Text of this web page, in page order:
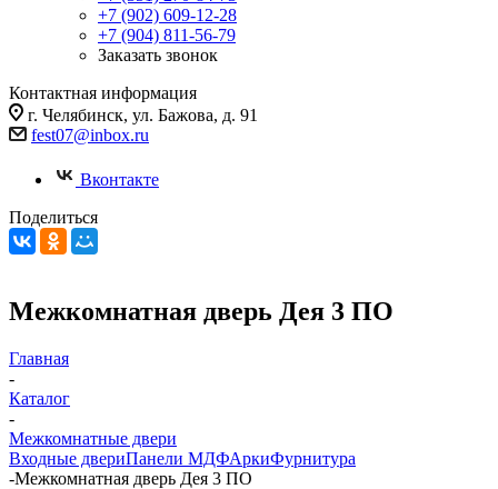
+7 (902) 609-12-28
+7 (904) 811-56-79
Заказать звонок
Контактная информация
г. Челябинск, ул. Бажова, д. 91
fest07@inbox.ru
Вконтакте
Поделиться
Межкомнатная дверь Дея 3 ПО
Главная
-
Каталог
-
Межкомнатные двери
Входные двериПанели МДФАркиФурнитура
-Межкомнатная дверь Дея 3 ПО